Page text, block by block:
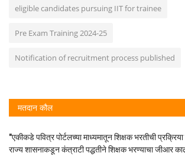
eligible candidates pursuing IIT for trainee
Pre Exam Training 2024-25
Notification of recruitment process published
मतदान कौल
"एकीकडे पवित्र पोर्टलच्या माध्यमातून शिक्षक भरतीची
राज्य शासनाकडून कंत्राटी पद्धतीने शिक्षक भरण्याचा जीआर